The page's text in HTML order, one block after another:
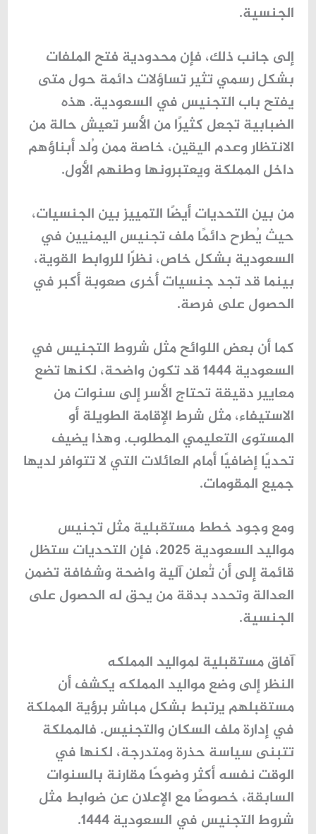
الجنسية.
إلى جانب ذلك، فإن محدودية فتح الملفات
بشكل رسمي تثير تساؤلات دائمة حولمتى
يفتح باب التجنيس في السعودية. هذه
الضبابية تجعل كثيرًا من الأسر تعيش حالة من
الانتظار وعدم اليقين، خاصة ممن وُلد أبناؤهم
داخل المملكة ويعتبرونها وطنهم الأول.
من بين التحديات أيضًا التمييز بين الجنسيات،
حيث يُطرح دائمًا ملفتجنيس اليمنيين في
السعودية بشكل خاص، نظرًا للروابط القوية،
بينما قد تجد جنسيات أخرى صعوبة أكبر في
الحصول على فرصة.
كما أن بعض اللوائح مثل شروط التجنيس في
السعودية 1444
قد تكون واضحة، لكنها تضع
معايير دقيقة تحتاج الأسر إلى سنوات من
الاستيفاء، مثل شرط الإقامة الطويلة أو
المستوى التعليمي المطلوب. وهذا يضيف
تحديًا إضافيًا أمام العائلات التي لا تتوافر لديها
جميع المقومات.
ومع وجود خطط مستقبلية مثلتجنيس
مواليد السعودية 2025
، فإن التحديات ستظل
قائمة إلى أن تُعلن آلية واضحة وشفافة تضمن
العدالة وتحدد بدقة من يحق له الحصول على
الجنسية.
آفاق مستقبلية لمواليد المملكه
النظر إلى وضعمواليد المملكه يكشف أن
مستقبلهم يرتبط بشكل مباشر برؤية المملكة
في إدارة ملف السكان والتجنيس. فالمملكة
تتبنى سياسة حذرة ومتدرجة، لكنها في
الوقت نفسه أكثر وضوحًا مقارنة بالسنوات
السابقة، خصوصًا مع الإعلان عن ضوابط مثل
شروط التجنيس في السعودية 1444
.